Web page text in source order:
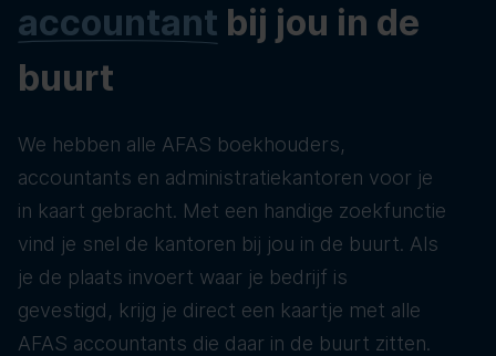
accountant bij jou in de
buurt
We hebben alle AFAS boekhouders,
accountants en administratiekantoren voor je
in kaart gebracht. Met een handige zoekfunctie
vind je snel de kantoren bij jou in de buurt. Als
je de plaats invoert waar je bedrijf is
gevestigd, krijg je direct een kaartje met alle
AFAS accountants die daar in de buurt zitten.